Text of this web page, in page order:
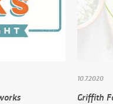
10.7.2020
Griffith